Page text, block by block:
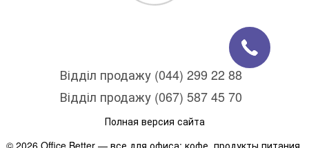
Відділ продажу (044) 299 22 88
Відділ продажу (067) 587 45 70
Полная версия сайта